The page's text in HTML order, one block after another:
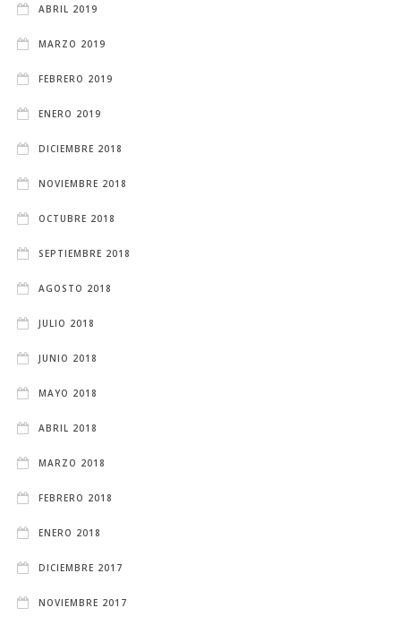
ABRIL 2019
MARZO 2019
FEBRERO 2019
ENERO 2019
DICIEMBRE 2018
NOVIEMBRE 2018
OCTUBRE 2018
SEPTIEMBRE 2018
AGOSTO 2018
JULIO 2018
JUNIO 2018
MAYO 2018
ABRIL 2018
MARZO 2018
FEBRERO 2018
ENERO 2018
DICIEMBRE 2017
NOVIEMBRE 2017